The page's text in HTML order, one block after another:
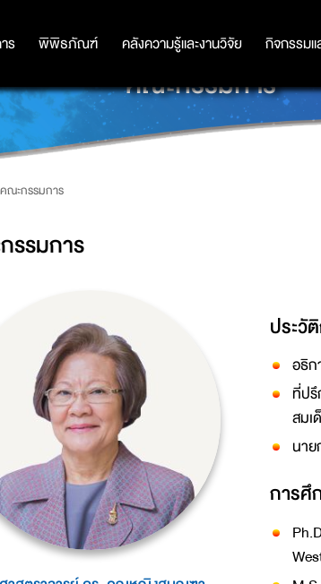
ร พิพิธภัณฑ์ คลังความรู้และงานวิจัย กิจกรรม
ร พิพิธภัณฑ์ คลังความรู้และงานวิจัย กิจกรรมแ
คณะกรรมการ
คณะกรรมการ
รรมการ
ประวั
อธิก
ที่ป
สมเ
นา
การศึ